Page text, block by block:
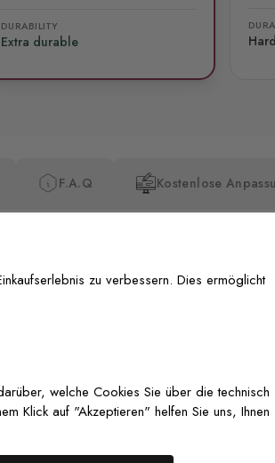
DURABILITY
Extra durable
F.A.Q Kostenlose
zertifizierten Tinten für garantierte
Sicherheit in Innenräumen.
zu verbessern. Dies ermöglicht
welche Cookies Sie über die technisch
Klick auf "Akzeptieren" helfen Sie uns, Ihnen